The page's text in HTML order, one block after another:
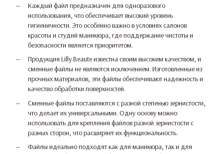
Каждый файл предназначен для одноразового
использования, что обеспечивает высокий уровень
гигиеничности. Это особенно важно в условиях салонов
красоты и студий маникюра, где поддержание чистоты и
безопасности является приоритетом.
Продукция Lilly Beaute известна своим высоким качеством, и
сменные файлы не являются исключением. Изготовленные из
прочных материалов, эти файлы обеспечивают надежность и
качество обработки поверхностей.
Сменные файлы поставляются с разной степенью зернистости,
что делает их универсальными. Одну основу можно
использовать для крепления файлов разной зернистости с
разных сторон, что расширяет их функциональность.
Файлы идеально подходят как для маникюра, так и для